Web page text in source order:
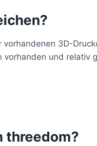
3D-
und relativ
threedom?